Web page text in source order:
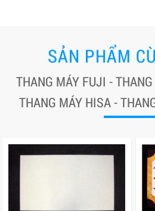
SẢN PHẨM
THANG MÁY FUJI -
THANG MÁY HISA -